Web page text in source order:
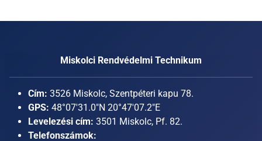
Miskolci Rendvédelmi Technikum
Cím: 3526 Miskolc, Szentpéteri kapu 78.
GPS: 48°07'31.0"N 20°47'07.2"E
Levelezési cím: 3501 Miskolc, Pf. 82.
Telefonszámok: